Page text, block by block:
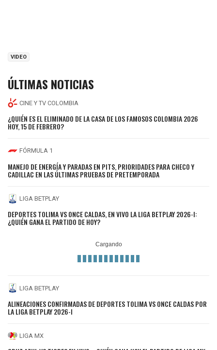
VIDEO
ÚLTIMAS NOTICIAS
CINE Y TV COLOMBIA
¿QUIÉN ES EL ELIMINADO DE LA CASA DE LOS FAMOSOS COLOMBIA 2026
HOY, 15 DE FEBRERO?
FÓRMULA 1
MANEJO DE ENERGÍA Y PARADAS EN PITS, PRIORIDADES PARA CHECO Y
CADILLAC EN LAS ÚLTIMAS PRUEBAS DE PRETEMPORADA
LIGA BETPLAY
DEPORTES TOLIMA VS ONCE CALDAS, EN VIVO LA LIGA BETPLAY 2026-I:
¿QUIÉN GANA EL PARTIDO DE HOY?
LIGA BETPLAY
ALINEACIONES CONFIRMADAS DE DEPORTES TOLIMA VS ONCE CALDAS POR
LA LIGA BETPLAY 2026-I
LIGA MX